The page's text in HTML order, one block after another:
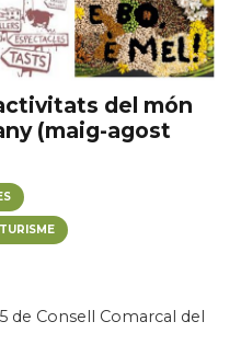
del món
(maig-agost
TURISME
de Consell Comarcal del